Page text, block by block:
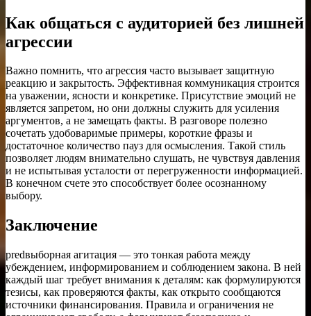
Как общаться с аудиторией без лишней
агрессии
Важно помнить, что агрессия часто вызывает защитную
реакцию и закрытость. Эффективная коммуникация строится
на уважении, ясности и конкретике. Присутствие эмоций не
является запретом, но они должны служить для усиления
аргументов, а не замещать факты. В разговоре полезно
сочетать удобоваримые примеры, короткие фразы и
достаточное количество пауз для осмысления. Такой стиль
позволяет людям внимательно слушать, не чувствуя давления
и не испытывая усталости от перегруженности информацией.
В конечном счете это способствует более осознанному
выбору.
Заключение
predвыборная агитация — это тонкая работа между
убеждением, информированием и соблюдением закона. В ней
каждый шаг требует внимания к деталям: как формулируются
тезисы, как проверяются факты, как открыто сообщаются
источники финансирования. Правила и ограничения не